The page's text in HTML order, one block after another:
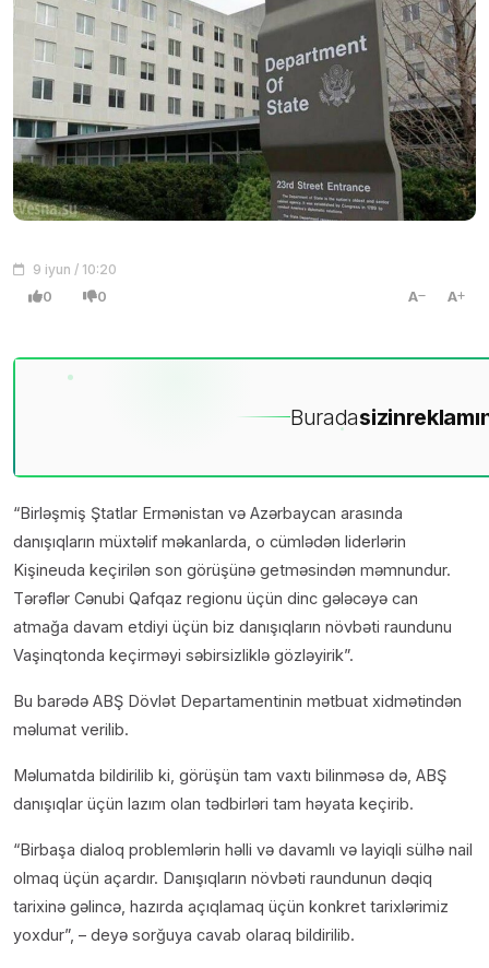
9 iyun / 10:20
0 0 A A
Buradasizin
“Birləşmiş Ştatlar Ermənistan və Azərbaycan arasında
danışıqların müxtəlif məkanlarda, o cümlədən liderlərin
Kişineuda keçirilən son görüşünə getməsindən məmnundur.
Tərəflər Cənubi Qafqaz regionu üçün dinc gələcəyə can
atmağa davam etdiyi üçün biz danışıqların növbəti raundunu
Vaşinqtonda keçirməyi səbirsizliklə gözləyirik”.
Bu barədə ABŞ Dövlət Departamentinin mətbuat xidmətindən
məlumat verilib.
Məlumatda bildirilib ki, görüşün tam vaxtı bilinməsə də, ABŞ
danışıqlar üçün lazım olan tədbirləri tam həyata keçirib.
“Birbaşa dialoq problemlərin həlli və davamlı və layiqli sülhə nail
olmaq üçün açardır. Danışıqların növbəti raundunun dəqiq
tarixinə gəlincə, hazırda açıqlamaq üçün konkret tarixlərimiz
yoxdur”, – deyə sorğuya cavab olaraq bildirilib.